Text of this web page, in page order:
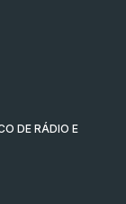
DE RÁDIO E